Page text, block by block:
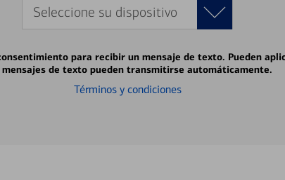
Seleccione su dispositivo
para recibir un mensaje de texto. Pueden
mensajes de texto pueden transmitirse automáticamente.
Términos y condiciones